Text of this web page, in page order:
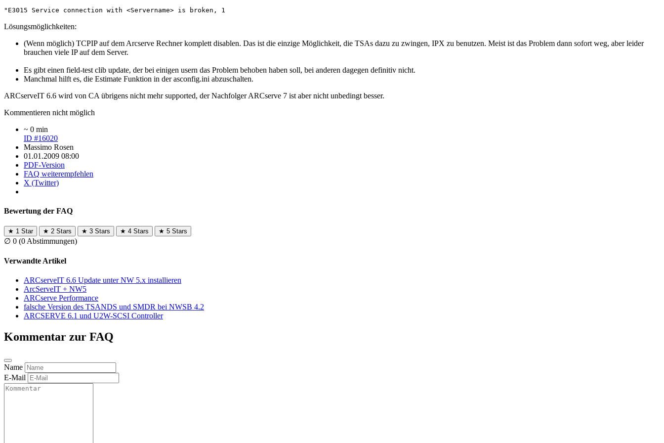
"E3015 Service connection with <Servername> is broken, 1
Lösungsmöglichkeiten:
(Wenn möglich) TCPIP auf dem Arcserve Rechner komplett disablen. Das ist die einzige Möglichkeit, die TSAs dazu zu zwingen, IPX zu benutzen. Meist ist das Problem dann sofort weg, aber leider
brauchen viele IP auf dem Server.
Es gibt einen field-test clib update, der bei einigen usern das Problem behoben haben soll, bei anderen dagegen definitiv nicht.
Manchmal hilft es, die Estimate Funktion in der asconfig.ini abzuschalten.
ARCserveIT 6.6 wird von CA übrigens nicht mehr supported, der Nachfolger ARCserve 7 ist aber nicht unbedingt besser.
Kommentieren nicht möglich
~ 0 min
ID #16020
Massimo Rosen
01.01.2009 08:00
PDF-Version
FAQ weiterempfehlen
X (Twitter)
Bewertung der FAQ
★ 1 Star ★ 2 Stars ★ 3 Stars ★ 4 Stars ★ 5 Stars
∅ 0 (0 Abstimmungen)
Verwandte Artikel
ARCserveIT 6.6 Update unter NW 5.x installieren
ArcServeIT + NW5
ARCserve Performance
falsche Version des TSANDS und SMDR bei NWSB 4.2
ARCSERVE 6.1 und U2W-SCSI Controller
Kommentar zur FAQ
Name
E-Mail